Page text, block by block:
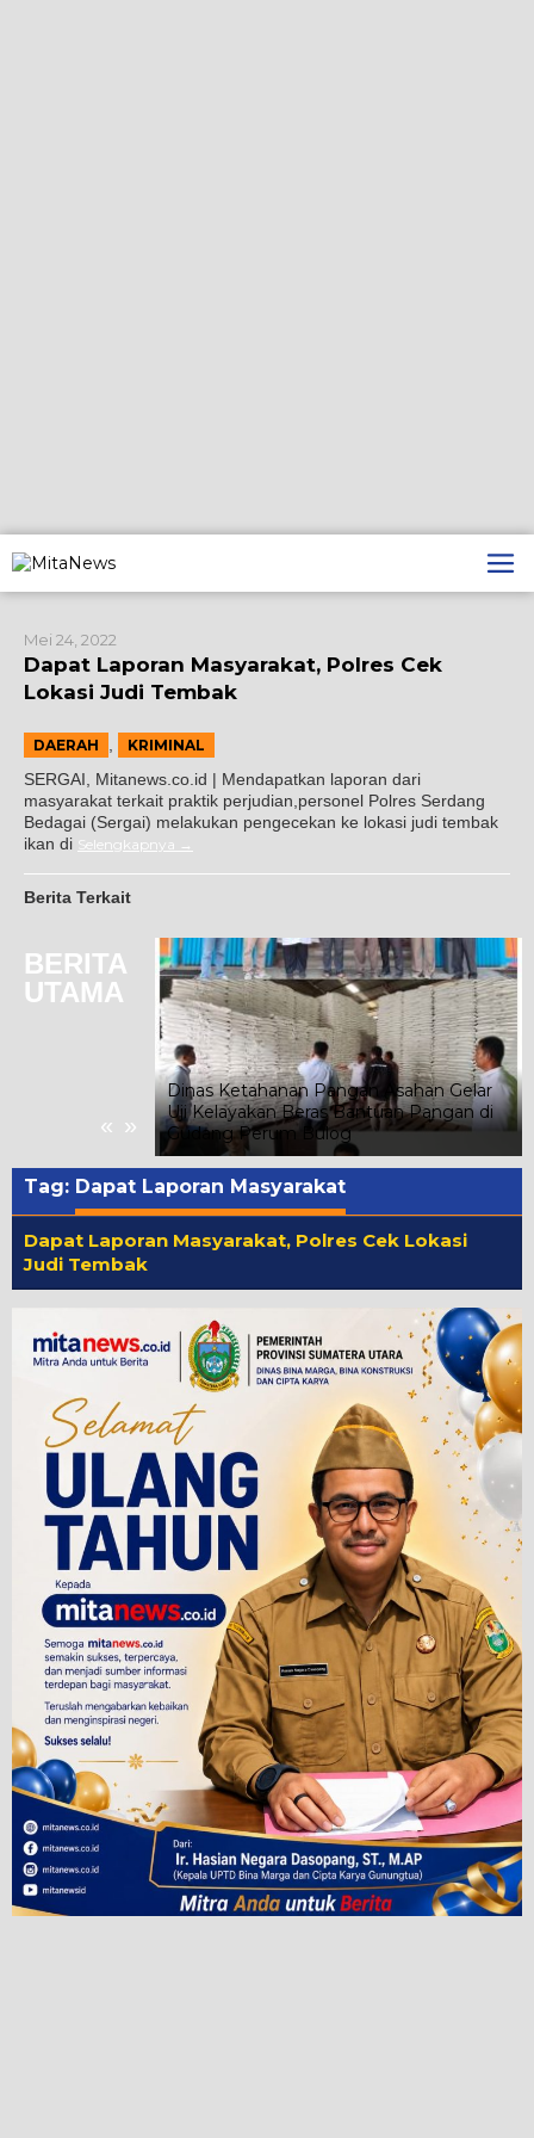
ke
konten
Mei 24, 2022
Dapat Laporan Masyarakat, Polres Cek
Lokasi Judi Tembak
DAERAH KRIMINAL
SERGAI, Mitanews.co.id | Mendapatkan laporan dari
masyarakat terkait praktik perjudian,personel Polres Serdang
Bedagai (Sergai) melakukan pengecekan ke lokasi judi tembak
ikan di Selengkapnya
Berita Terkait
BERITA
UTAMA
« »
Dinas Ketahanan Pangan Asahan Gelar
Uji Kelayakan Beras Bantuan Pangan di
Gudang Perum Bulog
Tag: Dapat Laporan Masyarakat
Dapat Laporan Masyarakat, Polres Cek Lokasi
Judi Tembak